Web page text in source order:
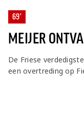
69'
MEIJER
De Friese
een overtreding op